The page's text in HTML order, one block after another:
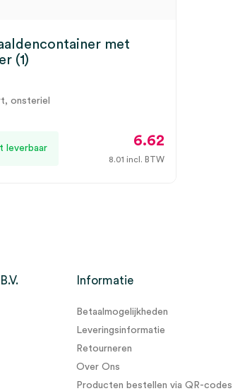
met
(1)
onsteriel
leverbaar 6.62
8.01 incl. BTW
Informatie
Betaalmogelijkheden
Leveringsinformatie
Retourneren
Over Ons
Producten bestellen via QR-codes